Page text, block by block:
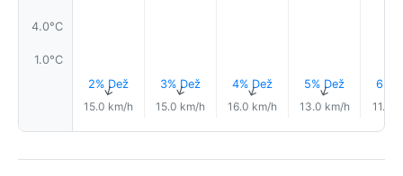
4.0°C
1.0°C
2% Dež
↑
15.0 km/h
3% Dež
↑
15.0 km/h
4% Dež
↑
16.0 km/h
5% Dež
↑
13.0 km/h
6%
11.0